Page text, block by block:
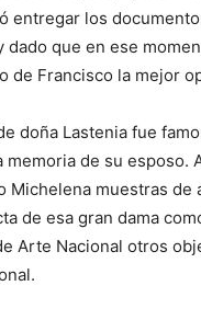
entregar los
que en ese
de Francisco la mejor
doña Lastenia fue
memoria de su esposo.
Michelena muestras
de esa gran dama
Arte Nacional otros